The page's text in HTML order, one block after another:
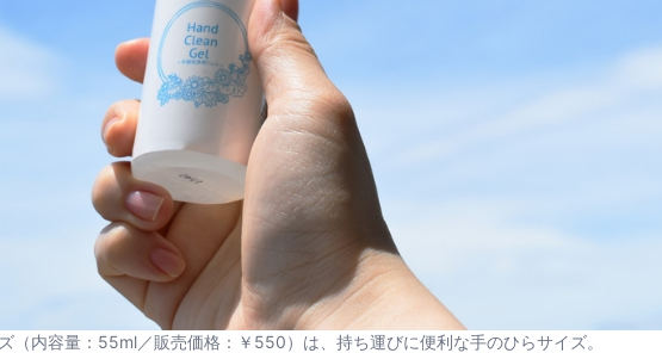
（内容量：55ml／販売価格：￥550）は、持ち運びに便利な手のひらサイズ。